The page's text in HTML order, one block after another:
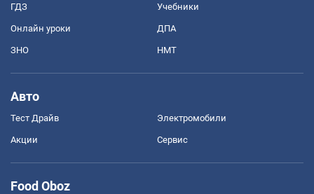
ГДЗ Учебники
Онлайн уроки ДПА
ЗНО НМТ
Авто
Тест Драйв Электромобили
Акции Сервис
Food Oboz